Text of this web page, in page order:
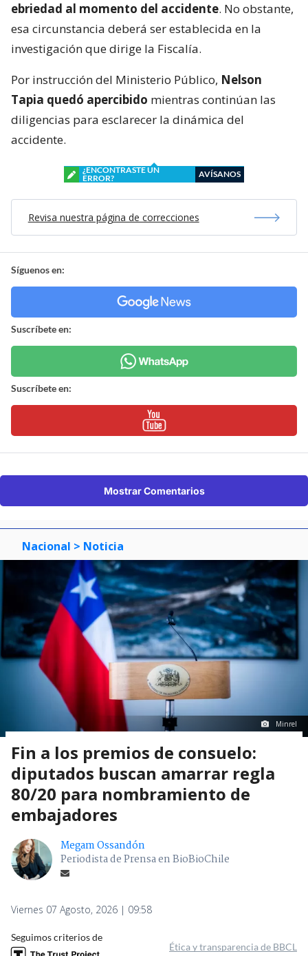
ebriedad al momento del accidente. No obstante,
esa circunstancia deberá ser establecida en la
investigación que dirige la Fiscalía.
Por instrucción del Ministerio Público, Nelson
Tapia quedó apercibido mientras continúan las
diligencias para esclarecer la dinámica del
accidente.
¿ENCONTRASTE UN
ERROR?
AVÍSANOS
Revisa nuestra página de correcciones
Síguenos en:
Suscríbete en:
Suscríbete en:
Mostrar Comentarios
Nacional > Noticia
Minrel
Fin a los premios de consuelo:
diputados buscan amarrar regla
80/20 para nombramiento de
embajadores
Megam Ossandón
Periodista de Prensa en BioBioChile
Viernes 07 Agosto, 2026 | 09:58
Seguimos criterios de
Ética y transparencia de BBCL